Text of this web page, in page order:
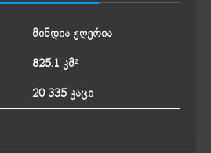
მინდია ჟღერია
825.1 კმ²
20 335 კაცი